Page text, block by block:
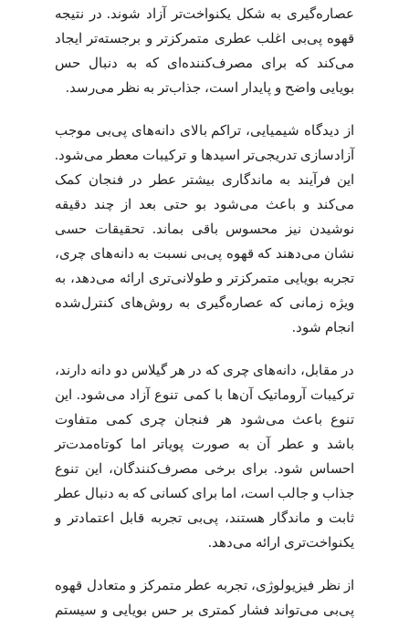
عصاره‌گیری به شکل یکنواخت‌تر آزاد شوند. در نتیجه
قهوه پی‌بی اغلب عطری متمرکزتر و برجسته‌تر ایجاد
می‌کند که برای مصرف‌کننده‌ای که به دنبال حس
بویایی واضح و پایدار است، جذاب‌تر به نظر می‌رسد.
از دیدگاه شیمیایی، تراکم بالای دانه‌های پی‌بی موجب
آزادسازی تدریجی‌تر اسیدها و ترکیبات معطر می‌شود.
این فرآیند به ماندگاری بیشتر عطر در فنجان کمک
می‌کند و باعث می‌شود بو حتی بعد از چند دقیقه
نوشیدن نیز محسوس باقی بماند. تحقیقات حسی
نشان می‌دهند که قهوه پی‌بی نسبت به دانه‌های چری،
تجربه بویایی متمرکزتر و طولانی‌تری ارائه می‌دهد، به
ویژه زمانی که عصاره‌گیری به روش‌های کنترل‌شده
انجام شود.
در مقابل، دانه‌های چری که در هر گیلاس دو دانه دارند،
ترکیبات آروماتیک آن‌ها با کمی تنوع آزاد می‌شود. این
تنوع باعث می‌شود هر فنجان چری کمی متفاوت
باشد و عطر آن به صورت پویاتر اما کوتاه‌مدت‌تر
احساس شود. برای برخی مصرف‌کنندگان، این تنوع
جذاب و جالب است، اما برای کسانی که به دنبال عطر
ثابت و ماندگار هستند، پی‌بی تجربه قابل اعتمادتر و
یکنواخت‌تری ارائه می‌دهد.
از نظر فیزیولوژی، تجربه عطر متمرکز و متعادل قهوه
پی‌بی می‌تواند فشار کمتری بر حس بویایی و سیستم